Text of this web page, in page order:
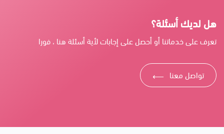
هل لديك أسئلة؟
تعرف على خدماتنا أو أحصل على إجابات لأية أسئلة هنا ، فورا
تواصل معنا ⟶